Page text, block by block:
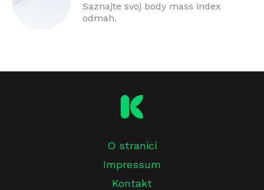
Saznajte svoj body mass index
odmah.
O stranici
Impressum
Kontakt